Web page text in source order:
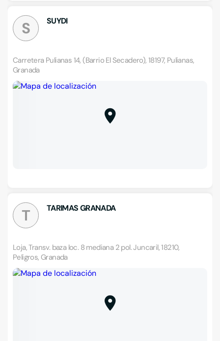
S SUYDI
Carretera Pulianas 14, (Barrio El Secadero), 18197, Pulianas,
Granada
T TARIMAS GRANADA
Loja, Transv. baza loc. 8 mediana 2 pol. Juncaril, 18210,
Peligros, Granada